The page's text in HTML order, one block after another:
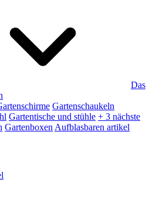
Das
Gartenschaukeln
Gartentische und stühle + 3 nächste
Gartenboxen Aufblasbaren artikel